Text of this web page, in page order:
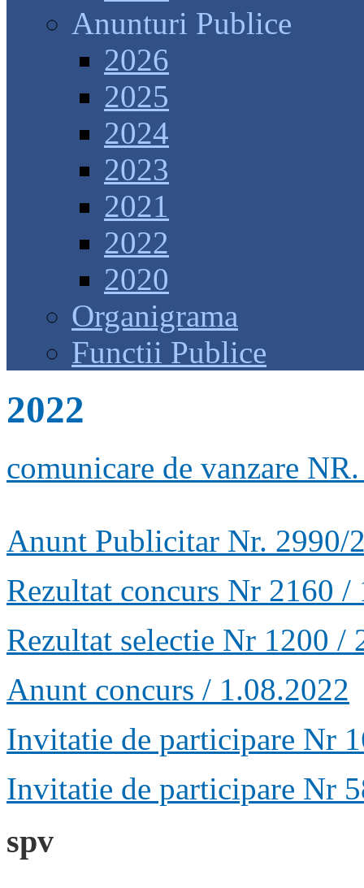
Anunturi Publice
2026
2025
2024
2023
2021
2022
2020
Organigrama
Functii Publice
2022
comunicare de vanzare
Anunt Publicitar Nr. 2990/
Rezultat concurs Nr 2160
Rezultat selectie Nr 1200 /
Anunt concurs / 1.08.2022
Invitatie de participare Nr
Invitatie de participare Nr
spv